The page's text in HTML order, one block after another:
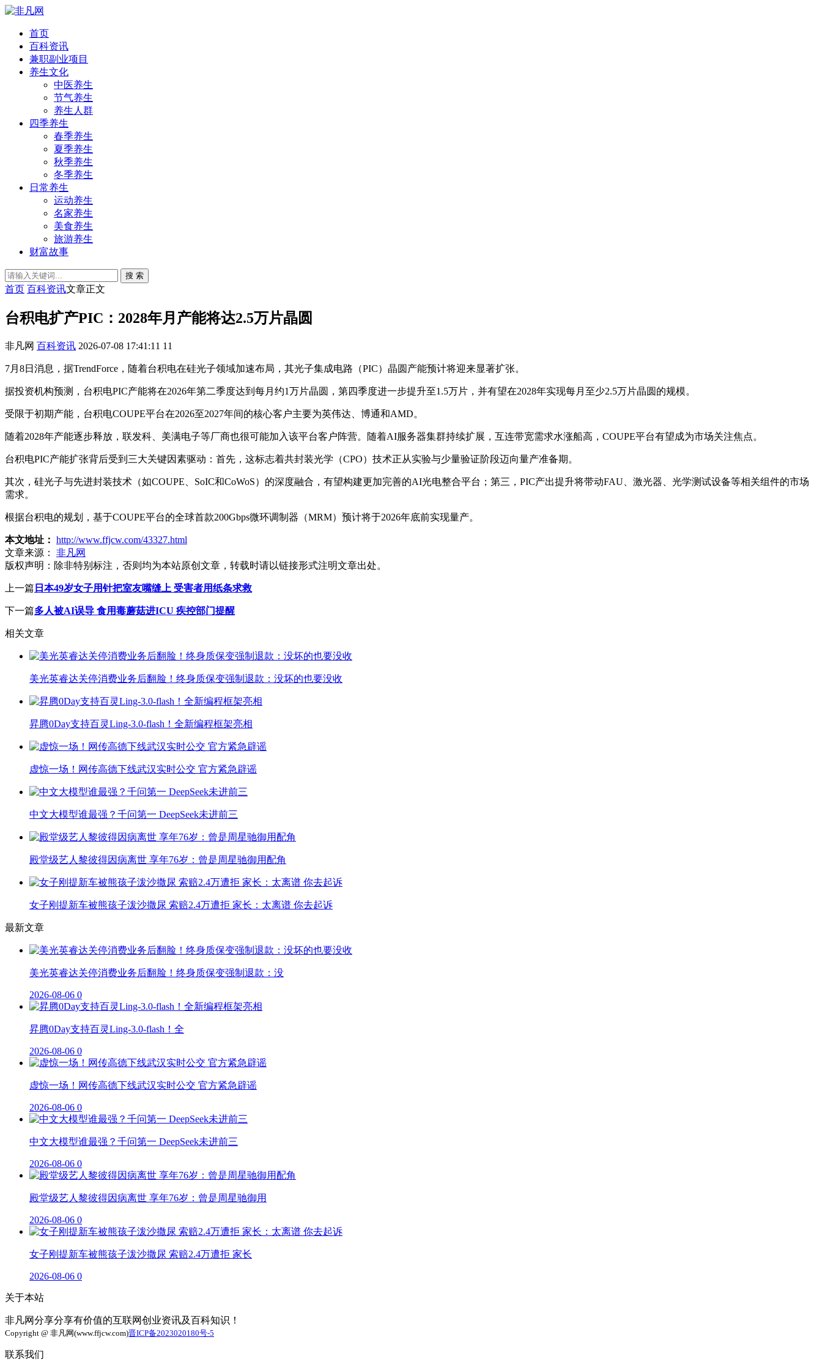
首页
百科资讯
兼职副业项目
养生文化
中医养生
节气养生
养生人群
四季养生
春季养生
夏季养生
秋季养生
冬季养生
日常养生
运动养生
名家养生
美食养生
旅游养生
财富故事
搜 索
首页 百科资讯文章正文
台积电扩产PIC：2028年月产能将达2.5万片晶圆
非凡网 百科资讯 2026-07-08 17:41:11 11
7月8日消息，据TrendForce，随着台积电在硅光子领域加速布局，其光子集成电路（PIC）晶圆产能预计将迎来显著扩张。
据投资机构预测，台积电PIC产能将在2026年第二季度达到每月约1万片晶圆，第四季度进一步提升至1.5万片，并有望在2028年实现每月至少2.5万片晶圆的规模。
受限于初期产能，台积电COUPE平台在2026至2027年间的核心客户主要为英伟达、博通和AMD。
随着2028年产能逐步释放，联发科、美满电子等厂商也很可能加入该平台客户阵营。随着AI服务器集群持续扩展，互连带宽需求水涨船高，COUPE平台有望成为市场关注焦点。
台积电PIC产能扩张背后受到三大关键因素驱动：首先，这标志着共封装光学（CPO）技术正从实验与少量验证阶段迈向量产准备期。
其次，硅光子与先进封装技术（如COUPE、SoIC和CoWoS）的深度融合，有望构建更加完善的AI光电整合平台；第三，PIC产出提升将带动FAU、激光器、光学测试设备等相关组件的市场
需求。
根据台积电的规划，基于COUPE平台的全球首款200Gbps微环调制器（MRM）预计将于2026年底前实现量产。
本文地址： http://www.ffjcw.com/43327.html
文章来源：
非凡网
版权声明： 除非特别标注，否则均为本站原创文章，转载时请以链接形式注明文章出处。
上一篇 日本49岁女子用针把室友嘴缝上 受害者用纸条求救
下一篇多人被AI误导 食用毒蘑菇进ICU 疾控部门提醒
相关文章
美光英睿达关停消费业务后翻脸！终身质保变强制退款：没坏的也要没收
昇腾0Day支持百灵Ling-3.0-flash！全新编程框架亮相
虚惊一场！网传高德下线武汉实时公交 官方紧急辟谣
中文大模型谁最强？千问第一 DeepSeek未进前三
殿堂级艺人黎彼得因病离世 享年76岁：曾是周星驰御用配角
女子刚提新车被熊孩子泼沙撒尿 索赔2.4万遭拒 家长：太离谱 你去起诉
最新文章
美光英睿达关停消费业务后翻脸！终身质保变强制退款：没
2026-08-06 0
昇腾0Day支持百灵Ling-3.0-flash！全
2026-08-06 0
虚惊一场！网传高德下线武汉实时公交 官方紧急辟谣
2026-08-06 0
中文大模型谁最强？千问第一 DeepSeek未进前三
2026-08-06 0
殿堂级艺人黎彼得因病离世 享年76岁：曾是周星驰御用
2026-08-06 0
女子刚提新车被熊孩子泼沙撒尿 索赔2.4万遭拒 家长
2026-08-06 0
关于本站
非凡网分享分享有价值的互联网创业资讯及百科知识！
Copyright @ 非凡网(www.ffjcw.com)晋ICP备2023020180号-5
联系我们